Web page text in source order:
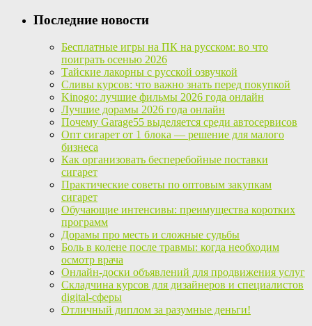
Последние новости
Бесплатные игры на ПК на русском: во что
поиграть осенью 2026
Тайские лакорны с русской озвучкой
Сливы курсов: что важно знать перед покупкой
Kinogo: лучшие фильмы 2026 года онлайн
Лучшие дорамы 2026 года онлайн
Почему Garage55 выделяется среди автосервисов
Опт сигарет от 1 блока — решение для малого
бизнеса
Как организовать бесперебойные поставки
сигарет
Практические советы по оптовым закупкам
сигарет
Обучающие интенсивы: преимущества коротких
программ
Дорамы про месть и сложные судьбы
Боль в колене после травмы: когда необходим
осмотр врача
Онлайн-доски объявлений для продвижения услуг
Складчина курсов для дизайнеров и специалистов
digital-сферы
Отличный диплом за разумные деньги!